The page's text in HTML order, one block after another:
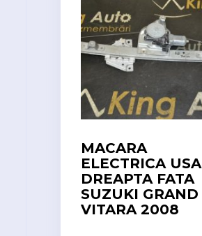
MACARA
ELECTRICA USA
DREAPTA FATA
SUZUKI GRAND
VITARA 2008